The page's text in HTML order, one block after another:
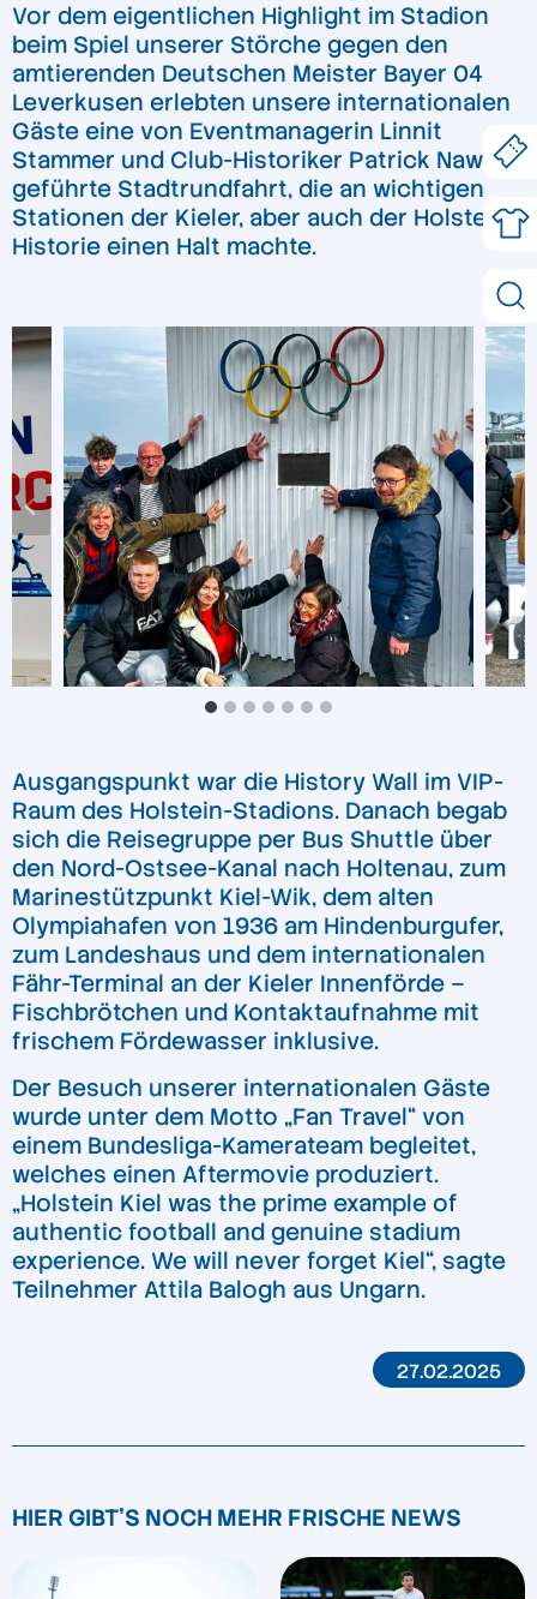
Vor dem eigentlichen Highlight im Stadion
beim Spiel unserer Störche gegen den
amtierenden Deutschen Meister Bayer 04
Leverkusen erlebten unsere internationalen
Gäste eine von Eventmanagerin Linnit
Stammer und Club-Historiker Patrick Nawe
geführte Stadtrundfahrt, die an wichtigen
Stationen der Kieler, aber auch der Holstein-
Historie einen Halt machte.
Ausgangspunkt war die History Wall im VIP-
Raum des Holstein-Stadions. Danach begab
sich die Reisegruppe per Bus Shuttle über
den Nord-Ostsee-Kanal nach Holtenau, zum
Marinestützpunkt Kiel-Wik, dem alten
Olympiahafen von 1936 am Hindenburgufer,
zum Landeshaus und dem internationalen
Fähr-Terminal an der Kieler Innenförde –
Fischbrötchen und Kontaktaufnahme mit
frischem Fördewasser inklusive.
Der Besuch unserer internationalen Gäste
wurde unter dem Motto „Fan Travel“ von
einem Bundesliga-Kamerateam begleitet,
welches einen Aftermovie produziert.
„Holstein Kiel was the prime example of
authentic football and genuine stadium
experience. We will never forget Kiel“, sagte
Teilnehmer Attila Balogh aus Ungarn.
27.02.2025
HIER GIBT'S NOCH MEHR FRISCHE NEWS